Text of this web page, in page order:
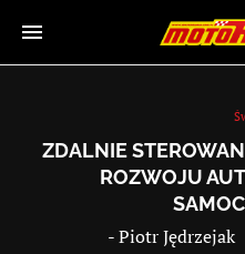
ZDALNIE
ROZWOJU
-Piotr Jędrzejak